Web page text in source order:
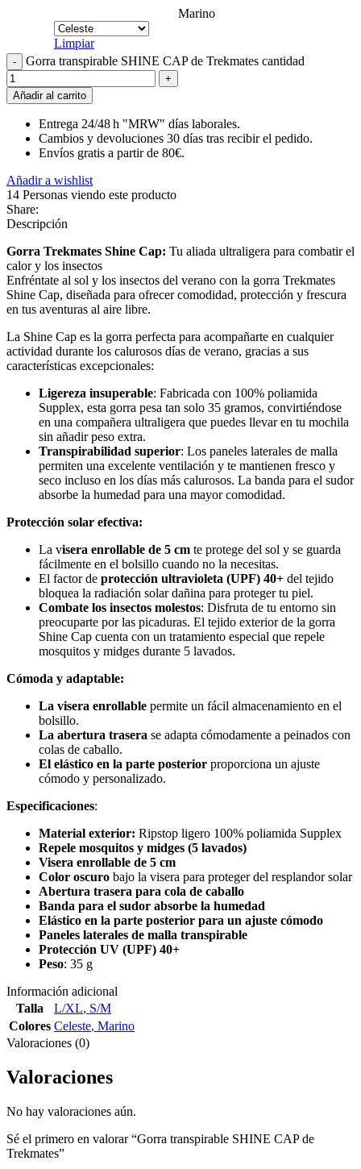
Marino
Limpiar
Gorra transpirable SHINE CAP de Trekmates cantidad
Añadir al carrito
Entrega 24/48 h "MRW" días laborales.
Cambios y devoluciones 30 días tras recibir el pedido.
Envíos gratis a partir de 80€.
Añadir a wishlist
14 Personas viendo este producto
Share:
Descripción
Gorra Trekmates Shine Cap: Tu aliada ultraligera para combatir el
calor y los insectos
Enfréntate al sol y los insectos del verano con la gorra Trekmates
Shine Cap, diseñada para ofrecer comodidad, protección y frescura
en tus aventuras al aire libre.
La Shine Cap es la gorra perfecta para acompañarte en cualquier
actividad durante los calurosos días de verano, gracias a sus
características excepcionales:
Ligereza insuperable: Fabricada con 100% poliamida
Supplex, esta gorra pesa tan solo 35 gramos, convirtiéndose
en una compañera ultraligera que puedes llevar en tu mochila
sin añadir peso extra.
Transpirabilidad superior: Los paneles laterales de malla
permiten una excelente ventilación y te mantienen fresco y
seco incluso en los días más calurosos. La banda para el sudor
absorbe la humedad para una mayor comodidad.
Protección solar efectiva:
La visera enrollable de 5 cm te protege del sol y se guarda
fácilmente en el bolsillo cuando no la necesitas.
El factor de protección ultravioleta (UPF) 40+ del tejido
bloquea la radiación solar dañina para proteger tu piel.
Combate los insectos molestos: Disfruta de tu entorno sin
preocuparte por las picaduras. El tejido exterior de la gorra
Shine Cap cuenta con un tratamiento especial que repele
mosquitos y midges durante 5 lavados.
Cómoda y adaptable:
La visera enrollable permite un fácil almacenamiento en el
bolsillo.
La abertura trasera se adapta cómodamente a peinados con
colas de caballo.
El elástico en la parte posterior proporciona un ajuste
cómodo y personalizado.
Especificaciones:
Material exterior: Ripstop ligero 100% poliamida Supplex
Repele mosquitos y midges (5 lavados)
Visera enrollable de 5 cm
Color oscuro bajo la visera para proteger del resplandor solar
Abertura trasera para cola de caballo
Banda para el sudor absorbe la humedad
Elástico en la parte posterior para un ajuste cómodo
Paneles laterales de malla transpirable
Protección UV (UPF) 40+
Peso: 35 g
Información adicional
Talla
L/XL, S/M
Colores Celeste, Marino
Valoraciones (0)
Valoraciones
No hay valoraciones aún.
Sé el primero en valorar “Gorra transpirable SHINE CAP de
Trekmates”